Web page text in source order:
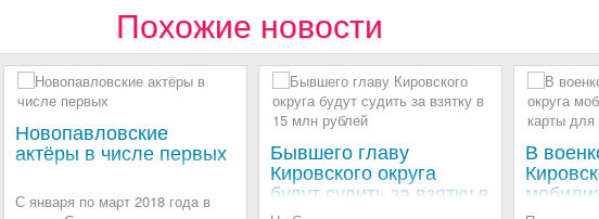
Похожие новости
Новопавловские
актёры в числе первых
С января по март 2018 года в
Бывшего главу
Кировского округа
будут судить за взятку в
15 млн рублей
В
выдают